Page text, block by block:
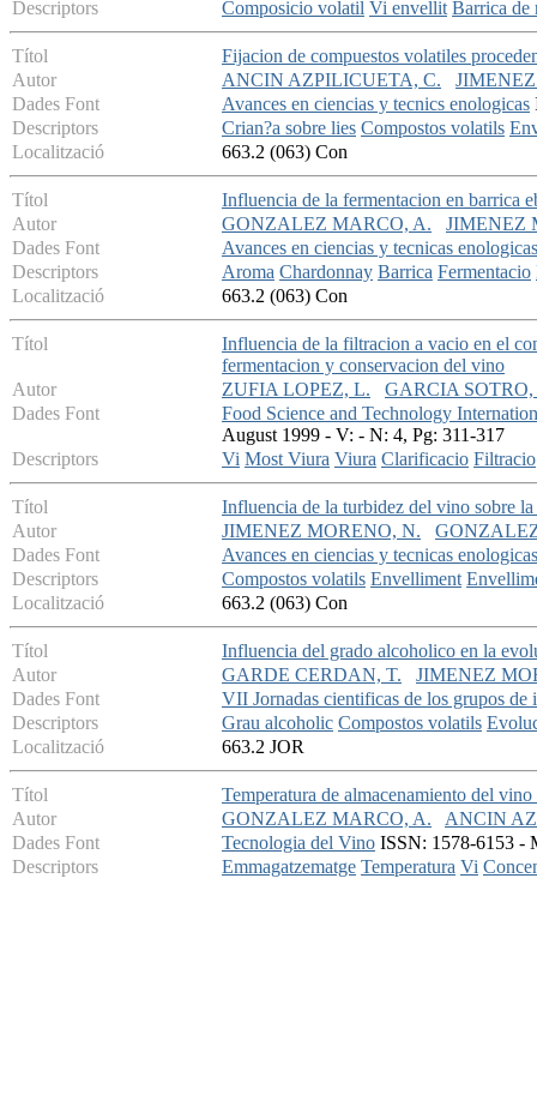
Descriptors
Composicio volatil Vi envellit Barrica de
Títol
Fijacion de compuestos volatiles
Autor
ANCIN AZPILICUETA, C.
Dades Font
Avances en ciencias y tecnics enologicas
Descriptors
Crian?a sobre lies Compostos volatils
Localització
663.2 (063) Con
Títol
Influencia de la fermentacion en barrica
Autor
GONZALEZ MARCO, A.
JIMENEZ
Dades Font
Avances en ciencias y tecnicas enologicas
Descriptors
Aroma Chardonnay Barrica Fermentacio
Localització
663.2 (063) Con
Títol
Influencia de la filtracion a vacio en el
fermentacion y conservacion del vino
Autor
ZUFIA LOPEZ, L.
GARCIA SOTRO,
Dades Font
Food Science and Technology
August 1999 - V: - N: 4, Pg: 311-317
Descriptors
Vi Most Viura Viura Clarificacio Filtracio
Títol
Influencia de la turbidez del vino sobre
Autor
JIMENEZ MORENO, N.
Dades Font
Avances en ciencias y tecnicas enologicas
Descriptors
Compostos volatils Envelliment
Localització
663.2 (063) Con
Títol
Influencia del grado alcoholico en la
Autor
GARDE CERDAN, T.
JIMENEZ
Dades Font
VII Jornadas cientificas de los grupos de
Descriptors
Grau alcoholic Compostos volatils
Localització
663.2 JOR
Títol
Temperatura de almacenamiento del
Autor
GONZALEZ MARCO, A.
ANCIN
Dades Font
Tecnologia del Vino ISSN: 1578-6153 -
Descriptors
Emmagatzematge Temperatura Vi